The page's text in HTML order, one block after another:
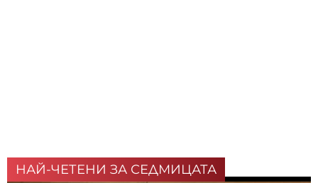
НАЙ-ЧЕТЕНИ ЗА СЕДМИЦАТА